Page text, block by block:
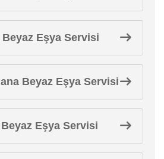
Eşya Servisi
Beyaz Eşya Servisi
Eşya Servisi